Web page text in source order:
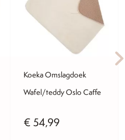
Koeka Omslagdoek
Wafel/teddy Oslo Caffe
€ 54,99